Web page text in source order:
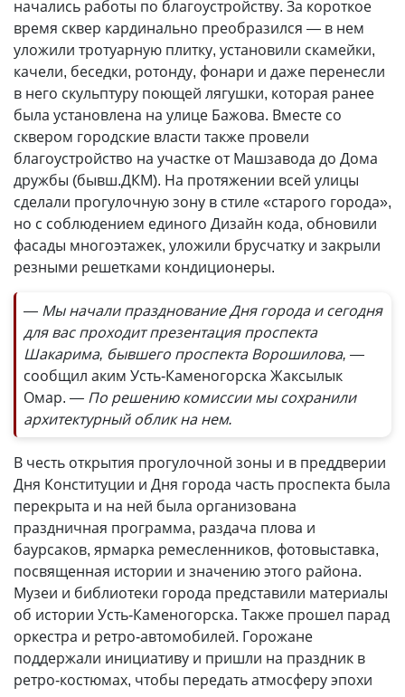
начались работы по благоустройству. За короткое
время сквер кардинально преобразился — в нем
уложили тротуарную плитку, установили скамейки,
качели, беседки, ротонду, фонари и даже перенесли
в него скульптуру поющей лягушки, которая ранее
была установлена на улице Бажова. Вместе со
сквером городские власти также провели
благоустройство на участке от Машзавода до Дома
дружбы (бывш.ДКМ). На протяжении всей улицы
сделали прогулочную зону в стиле «старого города»,
но с соблюдением единого Дизайн кода, обновили
фасады многоэтажек, уложили брусчатку и закрыли
резными решетками кондиционеры.
— Мы начали празднование Дня города и сегодня
для вас проходит презентация проспекта
Шакарима, бывшего проспекта Ворошилова, —
сообщил аким Усть-Каменогорска Жаксылык
Омар. — По решению комиссии мы сохранили
архитектурный облик на нем.
В честь открытия прогулочной зоны и в преддверии
Дня Конституции и Дня города часть проспекта была
перекрыта и на ней была организована
праздничная программа, раздача плова и
баурсаков, ярмарка ремесленников, фотовыставка,
посвященная истории и значению этого района.
Музеи и библиотеки города представили материалы
об истории Усть-Каменогорска. Также прошел парад
оркестра и ретро-автомобилей. Горожане
поддержали инициативу и пришли на праздник в
ретро-костюмах, чтобы передать атмосферу эпохи